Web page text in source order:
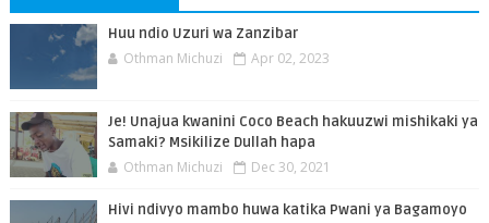
Huu ndio Uzuri wa Zanzibar
Othman Michuzi Apr 02, 2023
Je! Unajua kwanini Coco Beach hakuuzwi mishikaki ya
Samaki? Msikilize Dullah hapa
Othman Michuzi Dec 30, 2021
Hivi ndivyo mambo huwa katika Pwani ya Bagamoyo